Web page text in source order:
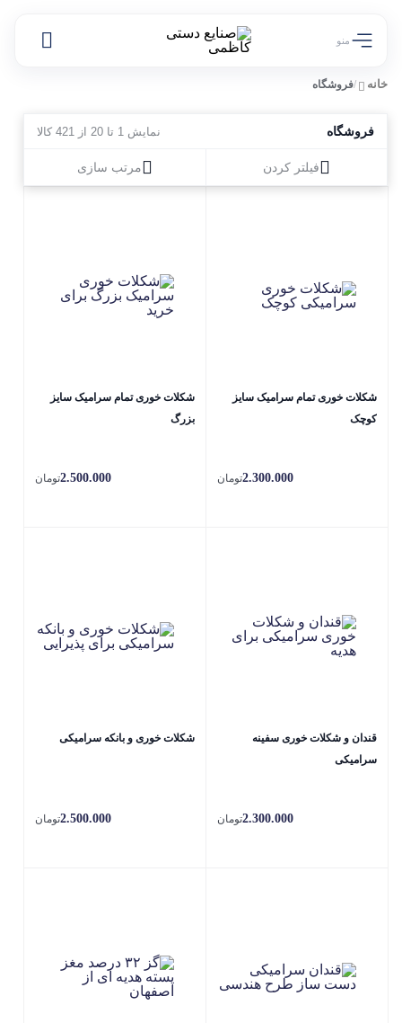
منو
خانه /فروشگاه
فروشگاه نمایش 1 تا 20 از 421 کالا
فیلتر کردن مرتب سازی
شکلات خوری تمام سرامیک سایز
کوچک
2.300.000تومان
شکلات خوری تمام سرامیک سایز
بزرگ
2.500.000تومان
قندان و شکلات خوری سفینه
سرامیکی
2.300.000تومان
شکلات خوری و بانکه سرامیکی
2.500.000تومان